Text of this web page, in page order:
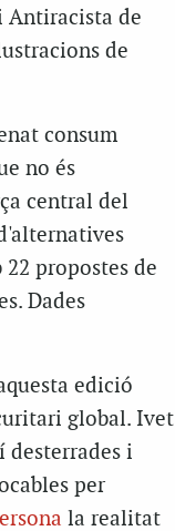
Antiracista de
de
consum
no és
central del
propostes de
Dades
edició
global. Ivet
desterrades i
per
la realitat